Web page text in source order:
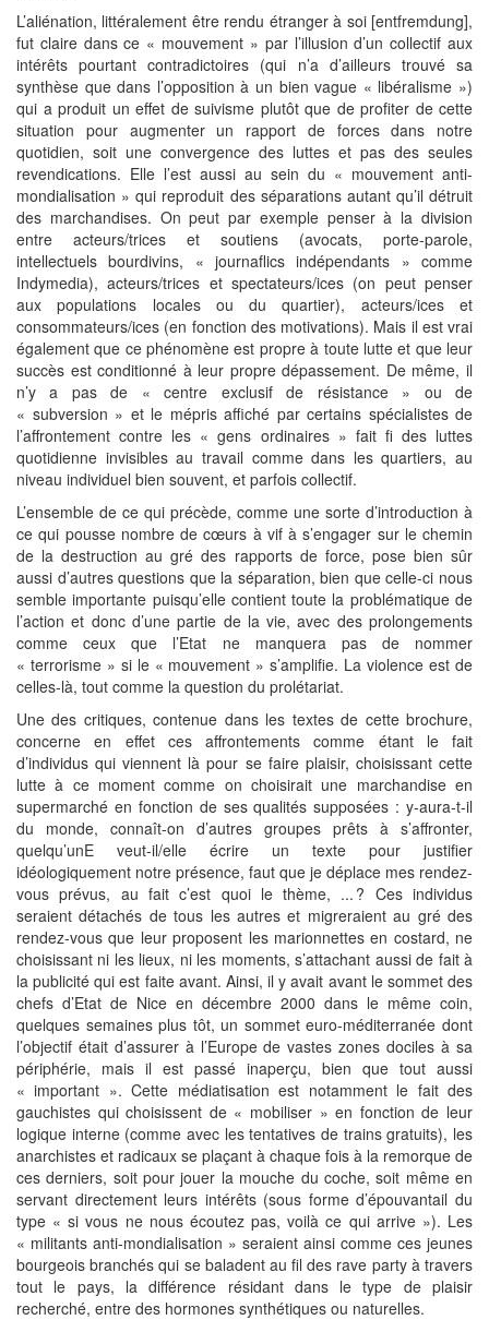
L’aliénation, littéralement être rendu étranger à soi [entfremdung],
fut claire dans ce « mouvement » par l’illusion d’un collectif aux
intérêts pourtant contradictoires (qui n’a d’ailleurs trouvé sa
synthèse que dans l’opposition à un bien vague « libéralisme »)
qui a produit un effet de suivisme plutôt que de profiter de cette
situation pour augmenter un rapport de forces dans notre
quotidien, soit une convergence des luttes et pas des seules
revendications. Elle l’est aussi au sein du « mouvement anti-
mondialisation » qui reproduit des séparations autant qu’il détruit
des marchandises. On peut par exemple penser à la division
entre acteurs/trices et soutiens (avocats, porte-parole,
intellectuels bourdivins, « journaflics indépendants » comme
Indymedia), acteurs/trices et spectateurs/ices (on peut penser
aux populations locales ou du quartier), acteurs/ices et
consommateurs/ices (en fonction des motivations). Mais il est vrai
également que ce phénomène est propre à toute lutte et que leur
succès est conditionné à leur propre dépassement. De même, il
n’y a pas de « centre exclusif de résistance » ou de
« subversion » et le mépris affiché par certains spécialistes de
l’affrontement contre les « gens ordinaires » fait fi des luttes
quotidienne invisibles au travail comme dans les quartiers, au
niveau individuel bien souvent, et parfois collectif.
L’ensemble de ce qui précède, comme une sorte d’introduction à
ce qui pousse nombre de cœurs à vif à s’engager sur le chemin
de la destruction au gré des rapports de force, pose bien sûr
aussi d’autres questions que la séparation, bien que celle-ci nous
semble importante puisqu’elle contient toute la problématique de
l’action et donc d’une partie de la vie, avec des prolongements
comme ceux que l’Etat ne manquera pas de nommer
« terrorisme » si le « mouvement » s’amplifie. La violence est de
celles-là, tout comme la question du prolétariat.
Une des critiques, contenue dans les textes de cette brochure,
concerne en effet ces affrontements comme étant le fait
d’individus qui viennent là pour se faire plaisir, choisissant cette
lutte à ce moment comme on choisirait une marchandise en
supermarché en fonction de ses qualités supposées : y-aura-t-il
du monde, connaît-on d’autres groupes prêts à s’affronter,
quelqu’unE veut-il/elle écrire un texte pour justifier
idéologiquement notre présence, faut que je déplace mes rendez-
vous prévus, au fait c’est quoi le thème, ... ? Ces individus
seraient détachés de tous les autres et migreraient au gré des
rendez-vous que leur proposent les marionnettes en costard, ne
choisissant ni les lieux, ni les moments, s’attachant aussi de fait à
la publicité qui est faite avant. Ainsi, il y avait avant le sommet des
chefs d’Etat de Nice en décembre 2000 dans le même coin,
quelques semaines plus tôt, un sommet euro-méditerranée dont
l’objectif était d’assurer à l’Europe de vastes zones dociles à sa
périphérie, mais il est passé inaperçu, bien que tout aussi
« important ». Cette médiatisation est notamment le fait des
gauchistes qui choisissent de « mobiliser » en fonction de leur
logique interne (comme avec les tentatives de trains gratuits), les
anarchistes et radicaux se plaçant à chaque fois à la remorque de
ces derniers, soit pour jouer la mouche du coche, soit même en
servant directement leurs intérêts (sous forme d’épouvantail du
type « si vous ne nous écoutez pas, voilà ce qui arrive »). Les
« militants anti-mondialisation » seraient ainsi comme ces jeunes
bourgeois branchés qui se baladent au fil des rave party à travers
tout le pays, la différence résidant dans le type de plaisir
recherché, entre des hormones synthétiques ou naturelles.